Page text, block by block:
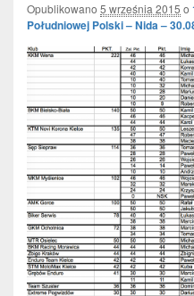
Opublikowano 5 września 2015 o
Południowej Polski – Nida –